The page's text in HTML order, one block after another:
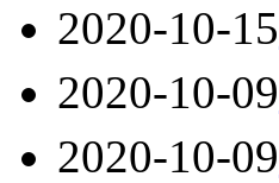
2020-10-15
2020-10-09
2020-10-09